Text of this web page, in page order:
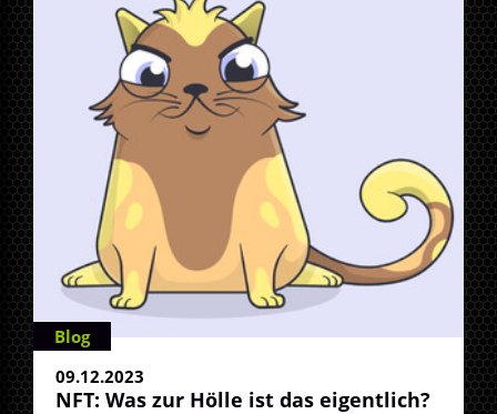
Blog
09.12.2023
NFT: Was zur Hölle ist das eigentlich?